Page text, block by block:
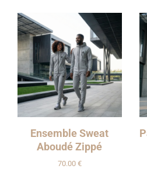
Ensemble Sweat
Aboudé Zippé
70.00 €